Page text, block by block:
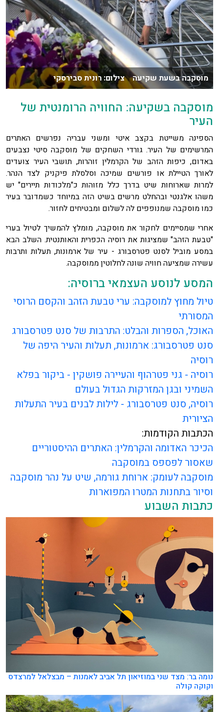
מוסקבה בשעת שקיעה צילום: רונית סבירסקי
מוסקבה בשקיעה: החוויה הרומנטית של
העיר
הספינה משייטת בקצב איטי ומשני עבריה נפרשים האתרים
המרשימים של העיר. גורדי השחקים של מוסקבה סיטי נצבעים
באדום, כיפות הזהב של הקרמלין זוהרות, תושבי העיר צועדים
לאורך הטיילת או פורשים שמיכה וסלסלת פיקניק לצד הנהר.
למרות שארוחות שיט בדרך כלל מזוהות כ"מלכודות תיירים" יש
משהו אלגנטי ובהחלט מרשים בשיט הזה במיוחד כשמדובר בעיר
כמו מוסקבה שמנופפים לה לשלום ומבטיחים לחזור.
אחרי שמסיימים לחקור את מוסקבה, מומלץ להמשיך לטיול בערי
"טבעת הזהב" שמציגות את רוסיה הכפרית והאותנטית. השלב הבא
במסע מוביל לסנט פטרסבורג - עיר של ארמונות, תעלות ותרבות
עשירה שמציעה חוויה שונה לחלוטין ממוסקבה.
המסע לנוסע העצמאי ברוסיה:
טיול מחוץ למוסקבה: ערי טבעת הזהב והקסם הרוסי
המסורתי
האוכל, הספרות והבלט: התרבות של סנט פטרסבורג
סנט פטרסבורג: ארמונות, תעלות והעיר היפה של
רוסיה
רוסיה - גני פטרהוף והעיירה פושקין - ביקור בפלא
השמיני ובגן המזרקות הגדול בעולם
רוסיה, סנט פטרסבורג - לילות לבנים בעיר התעלות
הציורית
הכתבות הקודמות:
הכיכר האדומה והקרמלין: האתרים ההיסטוריים
שאסור לפספס במוסקבה
מוסקבה לעומק: ארוחת גורמה, שיט על נהר מוסקבה
וסיור בתחנות המטרו המפוארות
כתבות השבוע
נומה בר: מצד שני במוזיאון תל אביב לאמנות – מבצלאל למרצדס
וקוקה קולה